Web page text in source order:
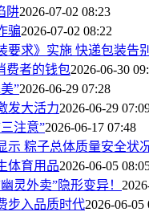
阱2026-07-02 08:23
骗2026-07-02 08:22
要求》实施 快递包装告
费者的钱包2026-06-30
”2026-06-29 07:28
发大活力2026-06-29
注意”2026-06-17 07:48
示 粽子总体质量安全状
体育用品2026-06-05
灵外卖”隐形变异！
步入品质时代2026-06-05